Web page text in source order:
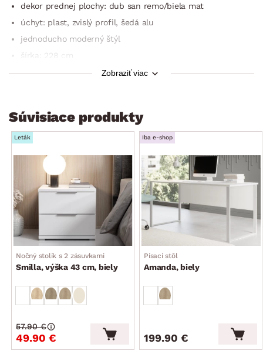
dekor prednej plochy: dub san remo/biela mat
úchyt: plast, zvislý profil, šedá alu
jednoducho moderný štýl
šírka: 228 cm
4× otočné dvere
ľavý vnútorný blok: šírka cca 111 cm, otvorený úložný
priestor, 1× kovová závesná šatníková tyč, 1× polica
polica – výškovo nastaviteľná
vyobrazenie vnútorného priestoru: viď fotogaléria
dekor vnútorného priestoru: biela mat/dub san remo
dodávané v demonte
Zobraziť viac
Súvisiace produkty
Leták
Nočný stolík s 2 zásuvkami
Smilla, výška 43 cm, biely
49.90 €
57.90 €
Iba e-shop
Písací stôl
Amanda, biely
199.90 €